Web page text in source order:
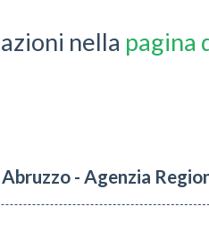
nella pagina
- Agenzia